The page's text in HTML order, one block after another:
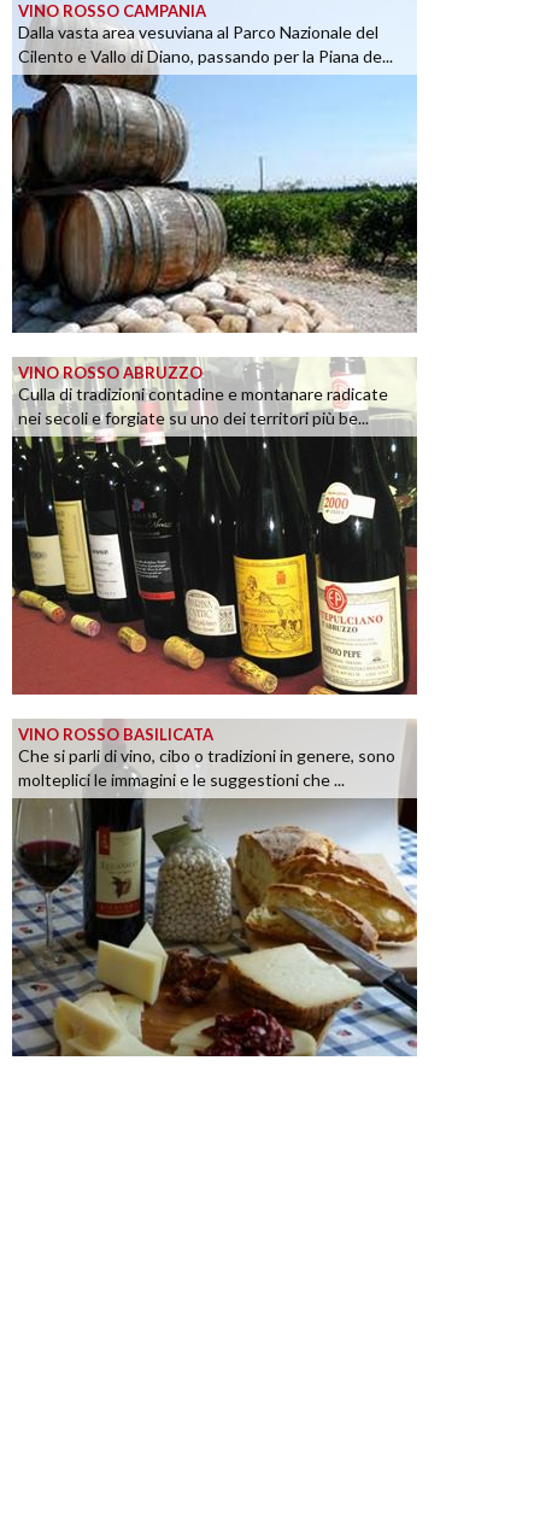
VINO ROSSO CAMPANIA
Dalla vasta area vesuviana al Parco Nazionale del
Cilento e Vallo di Diano, passando per la Piana de...
VINO ROSSO ABRUZZO
Culla di tradizioni contadine e montanare radicate
nei secoli e forgiate su uno dei territori più be...
VINO ROSSO BASILICATA
Che si parli di vino, cibo o tradizioni in genere, sono
molteplici le immagini e le suggestioni che ...